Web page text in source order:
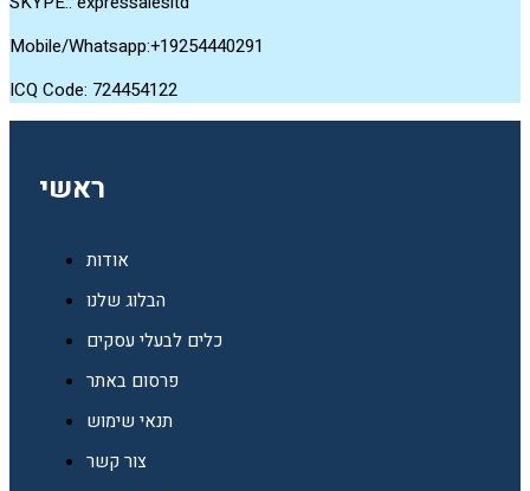
Mobile/Whatsapp:+19254440291
ICQ Code: 724454122
ראשי
אודות
הבלוג שלנו
כלים לבעלי עסקים
פרסום באתר
תנאי שימוש
צור קשר